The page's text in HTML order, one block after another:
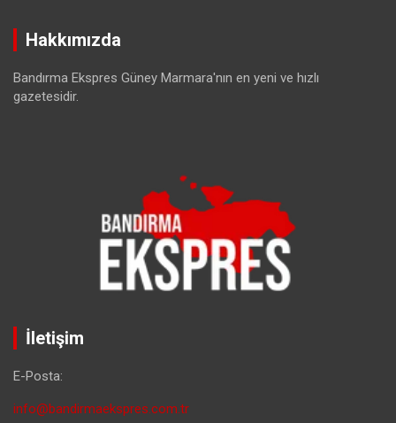
Hakkımızda
Bandırma Ekspres Güney Marmara'nın en yeni ve hızlı
gazetesidir.
İletişim
E-Posta:
info@bandirmaekspres.com.tr